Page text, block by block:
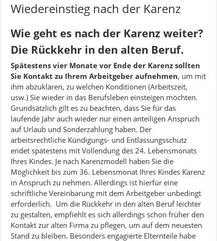
Wiedereinstieg nach der Karenz
Wie geht es nach der Karenz weiter?
Die Rückkehr in den alten Beruf.
Spätestens vier Monate vor Ende der Karenz sollten
Sie Kontakt zu Ihrem Arbeitgeber aufnehmen, um mit
ihm abzuklären, zu welchen Konditionen (Arbeitszeit,
usw.) Sie wieder in das Berufsleben einsteigen möchten.
Grundsätzlich gilt es zu beachten, dass Sie für das
laufende Jahr auch wieder nur einen anteiligen Anspruch
auf Urlaub und Sonderzahlung haben. Der
arbeitsrechtliche Kündigungs- und Entlassungsschutz
endet spätestens mit Vollendung des 24. Lebensmonats
Ihres Kindes. Je nach Karenzmodell haben Sie die
Möglichkeit bis zum 36. Lebensmonat Ihres Kindes Karenz
in Anspruch zu nehmen. Allerdings ist hierfür eine
schriftliche Vereinbarung mit dem Arbeitgeber unbedingt
erforderlich. Um die Rückkehr in den alten Beruf leichter
zu gestalten, empfiehlt es sich allerdings schon früher den
Kontakt zur alten Firma zu pflegen, um auf dem neuesten
Stand zu bleiben. Besonders engagierte Elternteile habe